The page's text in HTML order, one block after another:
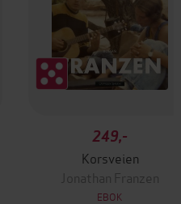
249,-
Korsveien
Jonathan Franzen
EBOK